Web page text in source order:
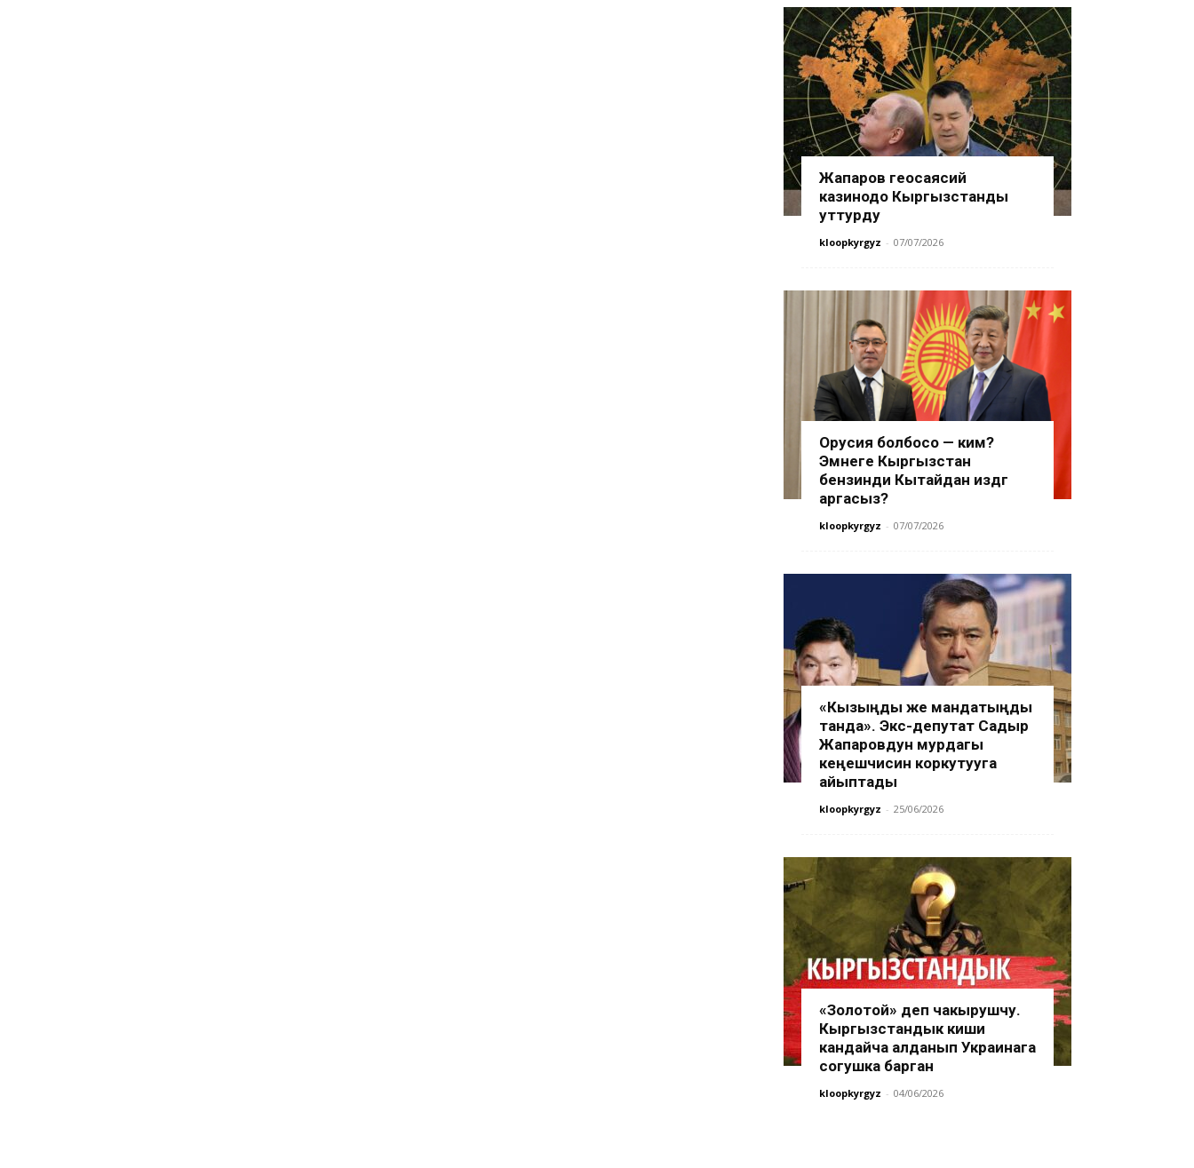
Жапаров геосаясий
казинодо Кыргызстанды
уттурду
kloopkyrgyz - 07/07/2026
Орусия болбосо — ким?
Эмнеге Кыргызстан
бензинди Кытайдан издөөгө
аргасыз?
kloopkyrgyz - 07/07/2026
«Кызыңды же мандатыңды
танда». Экс-депутат Садыр
Жапаровдун мурдагы
кеңешчисин коркутууга
айыптады
kloopkyrgyz - 25/06/2026
«Золотой» деп чакырушчу.
Кыргызстандык киши
кандайча алданып Украинага
согушка барган
kloopkyrgyz - 04/06/2026